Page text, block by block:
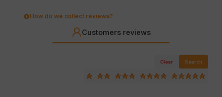
How do we collect reviews?
Customers reviews
Clear Search